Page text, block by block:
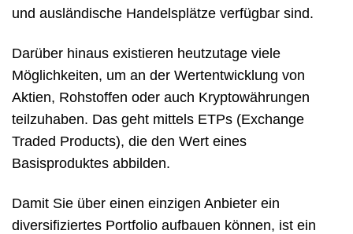
und ausländische Handelsplätze verfügbar sind.
Darüber hinaus existieren heutzutage viele
Möglichkeiten, um an der Wertentwicklung von
Aktien, Rohstoffen oder auch Kryptowährungen
teilzuhaben. Das geht mittels ETPs (Exchange
Traded Products), die den Wert eines
Basisproduktes abbilden.
Damit Sie über einen einzigen Anbieter ein
diversifiziertes Portfolio aufbauen können, ist ein